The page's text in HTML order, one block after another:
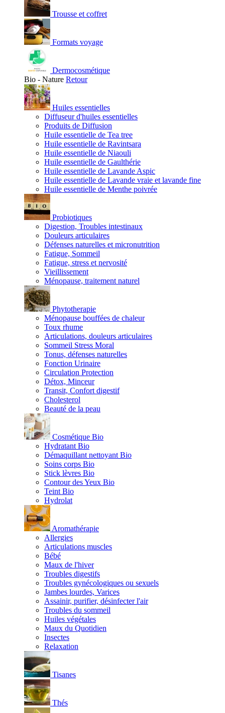
Trousse et coffret
Formats voyage
Dermocosmétique
Bio - Nature Retour
Huiles essentielles
Diffuseur d'huiles essentielles
Produits de Diffusion
Huile essentielle de Tea tree
Huile essentielle de Ravintsara
Huile essentielle de Niaouli
Huile essentielle de Gaulthérie
Huile essentielle de Lavande Aspic
Huile essentielle de Lavande vraie et lavande fine
Huile essentielle de Menthe poivrée
Probiotiques
Digestion, Troubles intestinaux
Douleurs articulaires
Défenses naturelles et micronutrition
Fatigue, Sommeil
Fatigue, stress et nervosité
Vieillissement
Ménopause, traitement naturel
Phytotherapie
Ménopause bouffées de chaleur
Toux rhume
Articulations, douleurs articulaires
Sommeil Stress Moral
Tonus, défenses naturelles
Fonction Urinaire
Circulation Protection
Détox, Minceur
Transit, Confort digestif
Cholesterol
Beauté de la peau
Cosmétique Bio
Hydratant Bio
Démaquillant nettoyant Bio
Soins corps Bio
Stick lèvres Bio
Contour des Yeux Bio
Teint Bio
Hydrolat
Aromathérapie
Allergies
Articulations muscles
Bébé
Maux de l'hiver
Troubles digestifs
Troubles gynécologiques ou sexuels
Jambes lourdes, Varices
Assainir, purifier, désinfecter l'air
Troubles du sommeil
Huiles végétales
Maux du Quotidien
Insectes
Relaxation
Tisanes
Thés